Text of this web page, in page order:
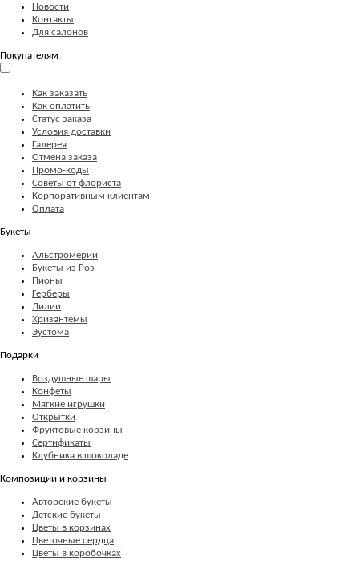
Новости
Контакты
Для салонов
Покупателям
Как заказать
Как оплатить
Статус заказа
Условия доставки
Галерея
Отмена заказа
Промо-коды
Советы от флориста
Корпоративным клиентам
Оплата
Букеты
Альстромерии
Букеты из Роз
Пионы
Герберы
Лилии
Хризантемы
Эустома
Подарки
Воздушные шары
Конфеты
Мягкие игрушки
Открытки
Фруктовые корзины
Сертификаты
Клубника в шоколаде
Композиции и корзины
Авторские букеты
Детские букеты
Цветы в корзинах
Цветочные сердца
Цветы в коробочках